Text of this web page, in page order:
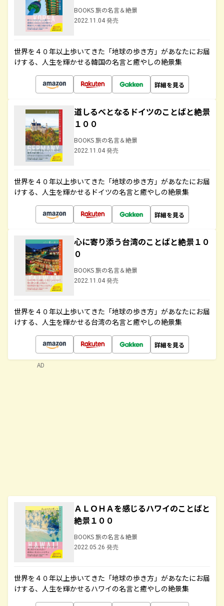
BOOKS 旅の名言＆絶景
2022.11.04 発売
世界を４０年以上歩いてきた「地球の歩き方」があなたにお届
けする、人生を輝かせる韓国の名言と癒やしの絶景集
詳細を見る
道しるべとなるドイツのことばと絶景
１００
BOOKS 旅の名言＆絶景
2022.11.04 発売
世界を４０年以上歩いてきた「地球の歩き方」があなたにお届
けする、人生を輝かせるドイツの名言と癒やしの絶景集
詳細を見る
心に寄り添う台湾のことばと絶景１０
０
BOOKS 旅の名言＆絶景
2022.11.04 発売
世界を４０年以上歩いてきた「地球の歩き方」があなたにお届
けする、人生を輝かせる台湾の名言と癒やしの絶景集
詳細を見る
ＡＬＯＨＡを感じるハワイのことばと
絶景１００
BOOKS 旅の名言＆絶景
2022.05.26 発売
世界を４０年以上歩いてきた「地球の歩き方」があなたにお届
けする、人生を輝かせるハワイの名言と癒やしの絶景集
AD